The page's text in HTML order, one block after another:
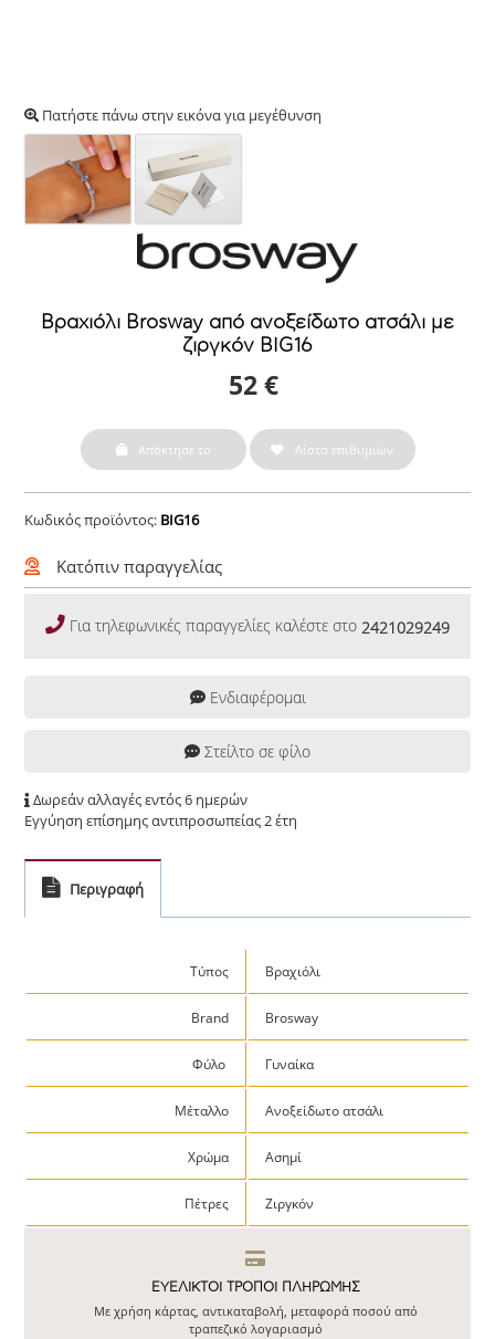
Πατήστε πάνω στην εικόνα για μεγέθυνση
Βραχιόλι Brosway από ανοξείδωτο ατσάλι με
ζιργκόν BIG16
52 €
Απόκτησε το Λίστα επιθυμιών
Κωδικός προϊόντος: BIG16
Κατόπιν παραγγελίας
Για τηλεφωνικές παραγγελίες καλέστε στο 2421029249
Ενδιαφέρομαι
Στείλτο σε φίλο
Δωρεάν αλλαγές εντός 6 ημερών
Εγγύηση επίσημης αντιπροσωπείας 2 έτη
Περιγραφή
Τύπος Βραχιόλι
Brand Brosway
Φύλο Γυναίκα
Μέταλλο Ανοξείδωτο ατσάλι
Χρώμα Ασημί
Πέτρες Ζιργκόν
ΕΥΕΛΙΚΤΟΙ ΤΡΟΠΟΙ ΠΛΗΡΩΜΗΣ
Με χρήση κάρτας, αντικαταβολή, μεταφορά ποσού από
τραπεζικό λογαριασμό